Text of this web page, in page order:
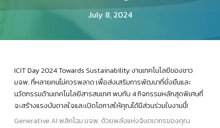
July 8, 2024
ICIT Day 2024 Towards Sustainability งานเทคโนโลยีของชาว
มจพ. ที่หลายคนไม่ควรพลาด เพื่อส่งเสริมการพัฒนาที่ยั่งยืนและ
นวัตกรรมด้านเทคโนโลยีสารสนเทศ พบกับ 4 กิจกรรมหลักสุดพิเศษที่
จะสร้างแรงบันดาลใจและเปิดโอกาสให้คุณได้มีส่วนร่วมในงานนี้!
Generative AI พลิกโฉม มจพ. ด้วยพลังแห่งจินตนากรของคุณ